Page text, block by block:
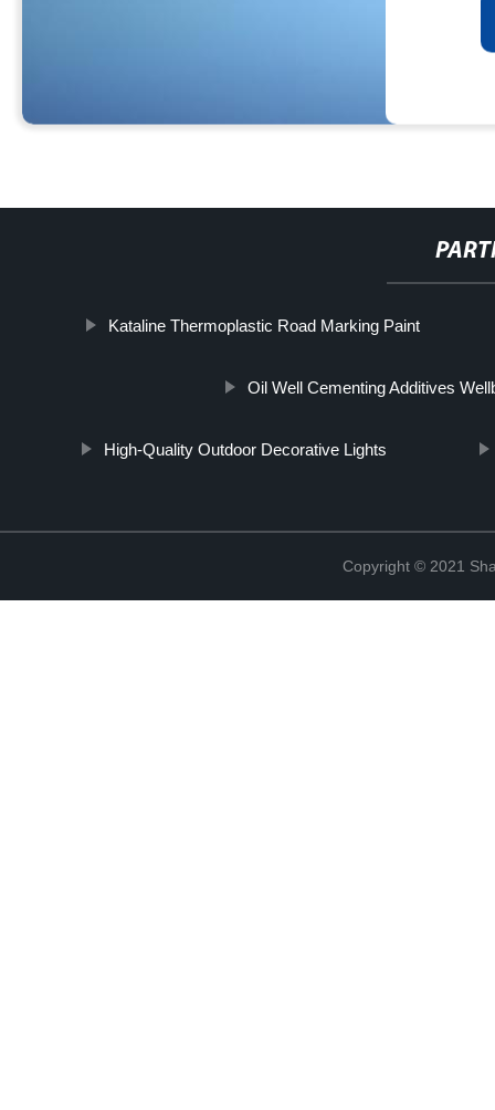
Kataline Thermoplastic Road Marking Paint
Oil Well Cementing Additives
High-Quality Outdoor Decorative Lights
Copyright © 2021